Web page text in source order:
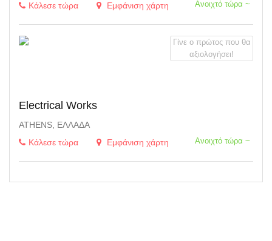
Κάλεσε τώρα
Εμφάνιση χάρτη Ανοιχτό τώρα ~
Electrical Works
ATHENS, ΕΛΛΆΔΑ
Κάλεσε τώρα
Εμφάνιση χάρτη Ανοιχτό τώρα ~
Γίνε ο πρώτος που θα
αξιολογήσει!